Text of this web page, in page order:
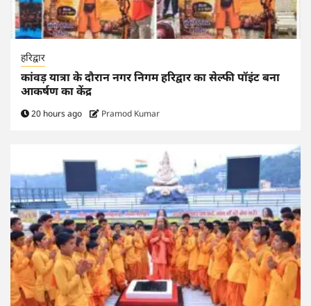
हरिद्वार
कांवड़ यात्रा के दौरान नगर निगम हरिद्वार का सेल्फी पॉइंट बना
आकर्षण का केंद्र
20 hours ago Pramod Kumar